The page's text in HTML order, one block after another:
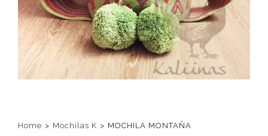
Home > Mochilas K > MOCHILA MONTAÑA